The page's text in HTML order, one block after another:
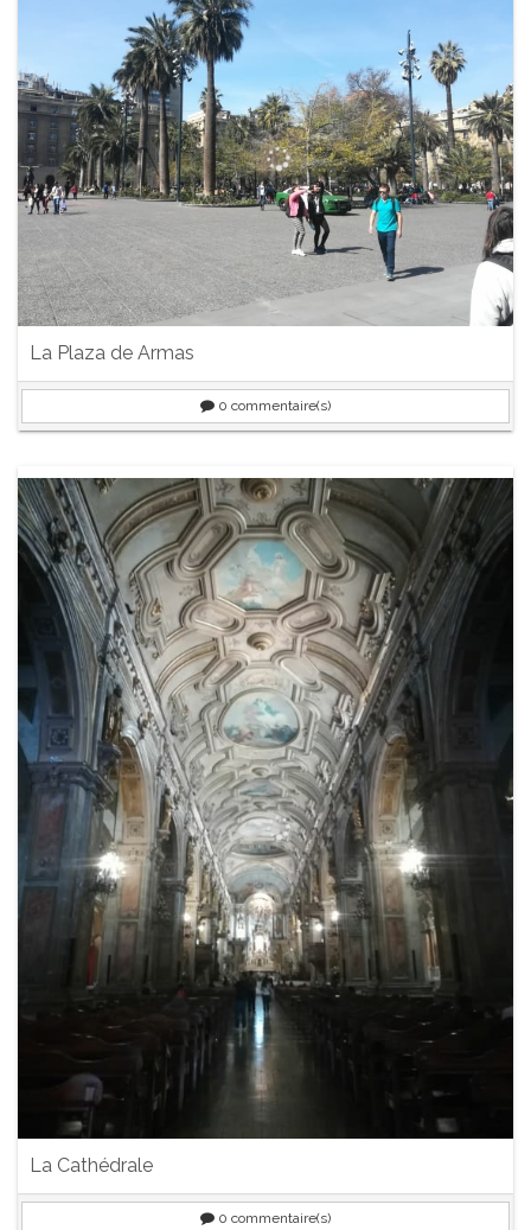
La Plaza de Armas
0 commentaire(s)
La Cathédrale
0 commentaire(s)